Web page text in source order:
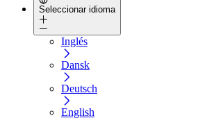
Seleccionar idioma
Inglés
Dansk
Deutsch
English